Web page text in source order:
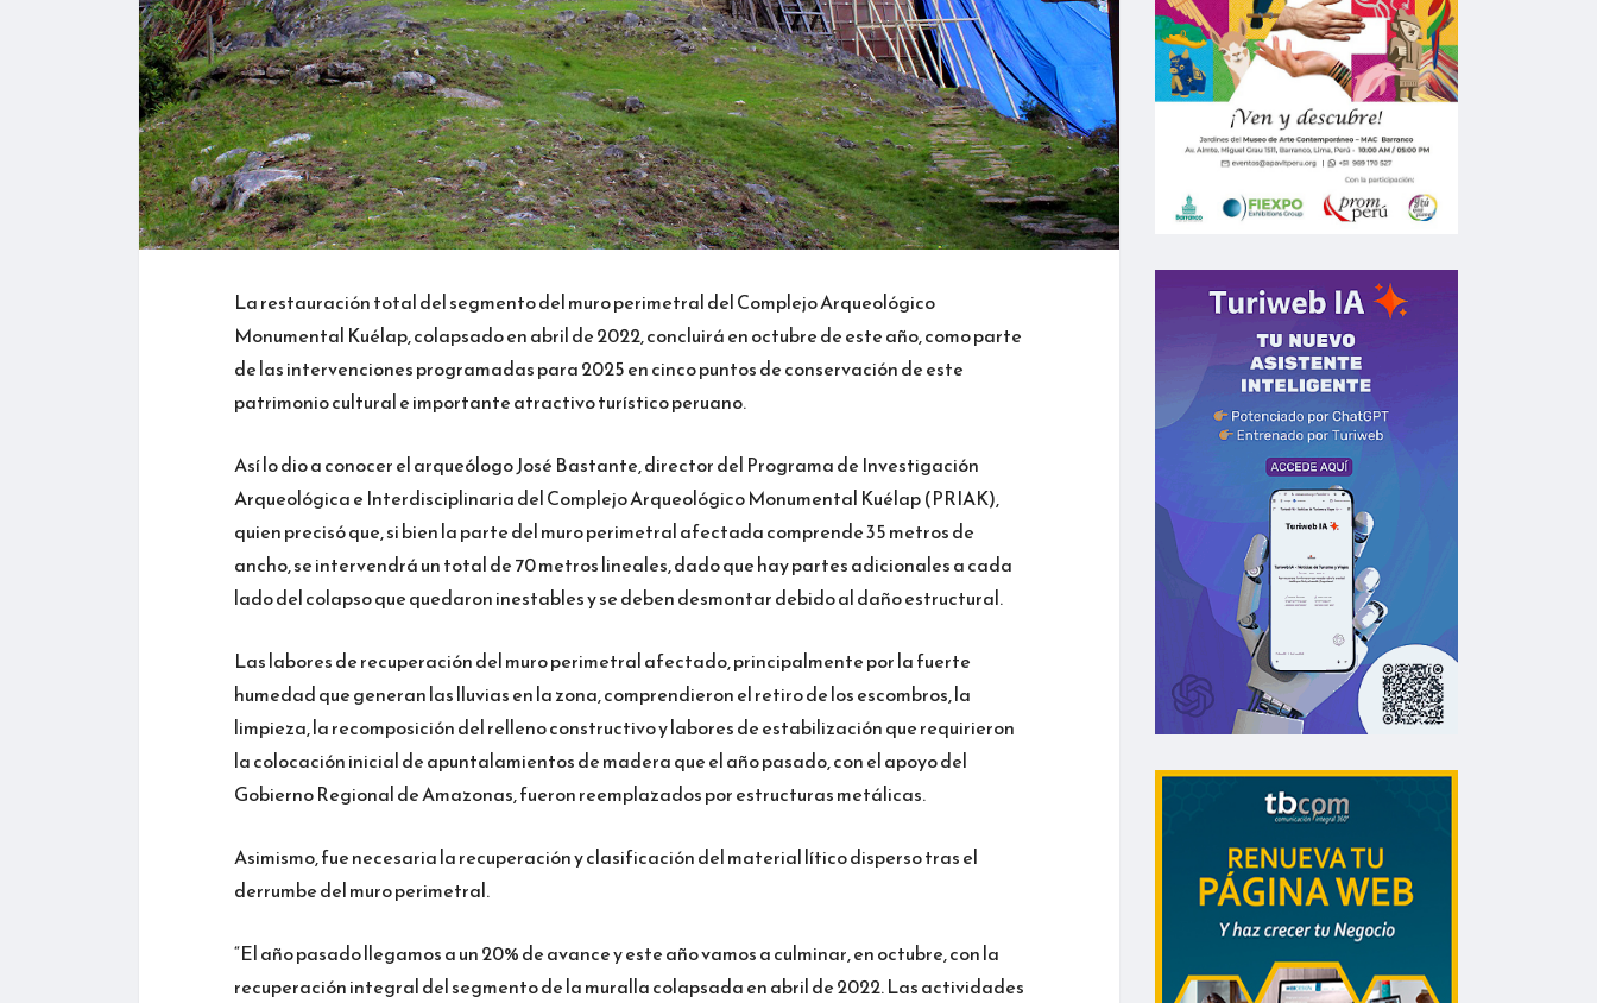
La restauración total del segmento del muro perimetral del Complejo Arqueológico
Monumental Kuélap, colapsado en abril de 2022, concluirá en octubre de este año, como parte
de las intervenciones programadas para 2025 en cinco puntos de conservación de este
patrimonio cultural e importante atractivo turístico peruano.
Así lo dio a conocer el arqueólogo José Bastante, director del Programa de Investigación
Arqueológica e Interdisciplinaria del Complejo Arqueológico Monumental Kuélap (PRIAK),
quien precisó que, si bien la parte del muro perimetral afectada comprende 35 metros de
ancho, se intervendrá un total de 70 metros lineales, dado que hay partes adicionales a cada
lado del colapso que quedaron inestables y se deben desmontar debido al daño estructural.
Las labores de recuperación del muro perimetral afectado, principalmente por la fuerte
humedad que generan las lluvias en la zona, comprendieron el retiro de los escombros, la
limpieza, la recomposición del relleno constructivo y labores de estabilización que requirieron
la colocación inicial de apuntalamientos de madera que el año pasado, con el apoyo del
Gobierno Regional de Amazonas, fueron reemplazados por estructuras metálicas.
Asimismo, fue necesaria la recuperación y clasificación del material lítico disperso tras el
derrumbe del muro perimetral.
“El año pasado llegamos a un 20% de avance y este año vamos a culminar, en octubre, con la
recuperación integral del segmento de la muralla colapsada en abril de 2022. Las actividades